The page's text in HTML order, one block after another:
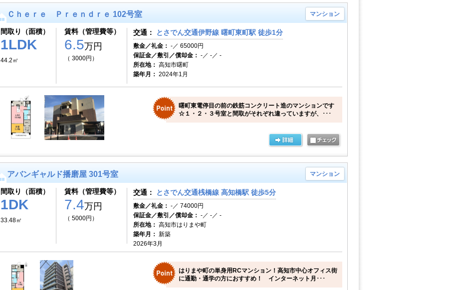
Ｃｈｅｒｅ Ｐｒｅｎｄｒｅ 102号室 マンション
間取り（面積）
1LDK
44.2㎡
賃料（管理費等）
6.5万円
（ 3000円）
交通： とさでん交通伊野線 曙町東町駅 徒歩1分
敷金／礼金： -／ 65000円
保証金／敷引／償却金： -／ -／ -
所在地： 高知市曙町
築年月： 2024年1月
曙町東電停目の前の鉄筋コンクリート造のマンションです
☆１・２・３号室と間取がそれぞれ違っていますが、･･･
アバンギャルド播磨屋 301号室 マンション
間取り（面積）
1DK
33.48㎡
賃料（管理費等）
7.4万円
（ 5000円）
交通： とさでん交通桟橋線 高知橋駅 徒歩5分
敷金／礼金： -／ 74000円
保証金／敷引／償却金： -／ -／ -
所在地： 高知市はりまや町
築年月： 新築
2026年3月
はりまや町の単身用RCマンション！高知市中心オフィス街
に通勤・通学の方におすすめ！ インターネット月･･･